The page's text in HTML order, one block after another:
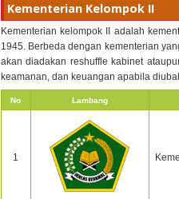
Kementerian Kelompok II
Kementerian kelompok II adalah
1945. Berbeda dengan kementerian
akan diadakan reshuffle kabinet
keamanan, dan keuangan apabila
No Lambang
1